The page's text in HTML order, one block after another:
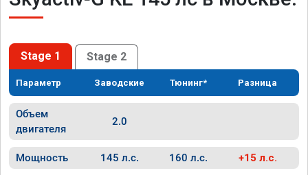
Stage 1 Stage 2
Параметр Заводские Тюнинг* Разница
Объем
двигателя
2.0
Мощность 145 л.с. 160 л.с. +15 л.с.